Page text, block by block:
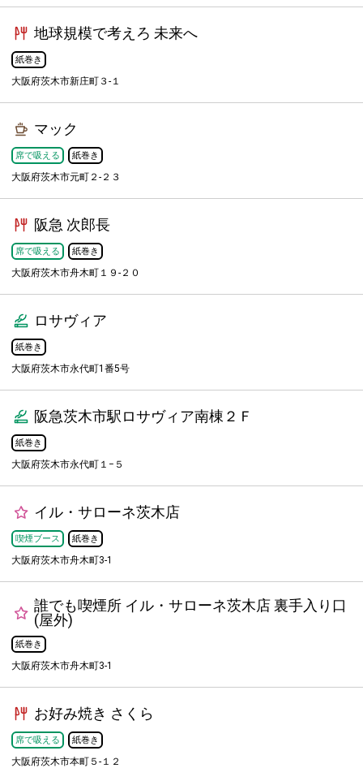
地球規模で考えろ 未来へ
紙巻き
大阪府茨木市新庄町３-１
マック
席で吸える 紙巻き
大阪府茨木市元町２-２３
阪急 次郎長
席で吸える 紙巻き
大阪府茨木市舟木町１９-２０
ロサヴィア
紙巻き
大阪府茨木市永代町1番5号
阪急茨木市駅ロサヴィア南棟２Ｆ
紙巻き
大阪府茨木市永代町１−５
イル・サローネ茨木店
喫煙ブース 紙巻き
大阪府茨木市舟木町3-1
誰でも喫煙所 イル・サローネ茨木店 裏手入り口
(屋外)
紙巻き
大阪府茨木市舟木町3-1
お好み焼き さくら
席で吸える 紙巻き
大阪府茨木市本町５-１２